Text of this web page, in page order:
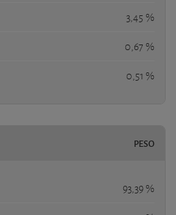
3,45 %
0,67 %
0,51 %
PESO
93,39 %